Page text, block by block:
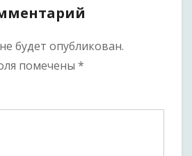
в
трамвай
будет опубликован.
помечены *